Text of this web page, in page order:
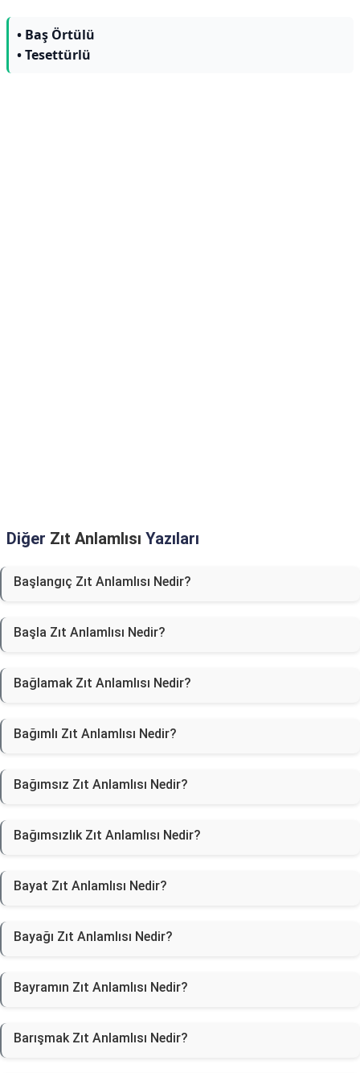
• Baş Örtülü
• Tesettürlü
Diğer Zıt Anlamlısı Yazıları
Başlangıç Zıt Anlamlısı Nedir?
Başla Zıt Anlamlısı Nedir?
Bağlamak Zıt Anlamlısı Nedir?
Bağımlı Zıt Anlamlısı Nedir?
Bağımsız Zıt Anlamlısı Nedir?
Bağımsızlık Zıt Anlamlısı Nedir?
Bayat Zıt Anlamlısı Nedir?
Bayağı Zıt Anlamlısı Nedir?
Bayramın Zıt Anlamlısı Nedir?
Barışmak Zıt Anlamlısı Nedir?